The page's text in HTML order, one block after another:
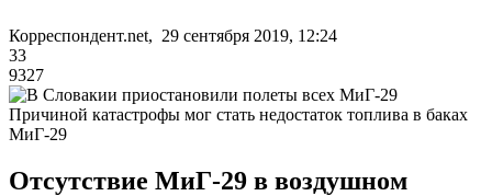
Корреспондент.net, 29 сентября 2019, 12:24
33
9327
Причиной катастрофы мог стать недостаток топлива в баках
МиГ-29
Отсутствие МиГ-29 в воздушном